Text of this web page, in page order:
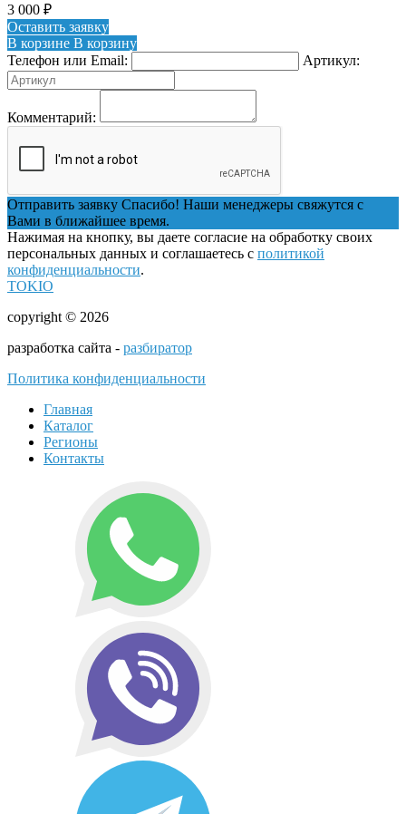
3 000 ₽
Оставить заявку
В корзине В корзину
Телефон или Email:
Артикул:
Комментарий:
Отправить заявку Спасибо! Наши менеджеры свяжутся с
Вами в ближайшее время.
Нажимая на кнопку, вы даете согласие на обработку своих
персональных данных и соглашаетесь с политикой
конфиденциальности.
TOKIO
copyright © 2026
разработка сайта - разбиратор
Политика конфиденциальности
Главная
Каталог
Регионы
Контакты